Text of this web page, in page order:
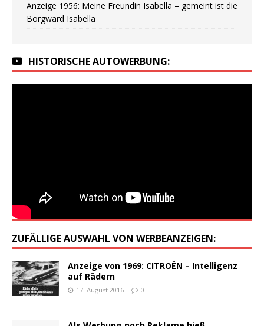
Anzeige 1956: Meine Freundin Isabella – gemeint ist die
Borgward Isabella
HISTORISCHE AUTOWERBUNG:
ZUFÄLLIGE AUSWAHL VON WERBEANZEIGEN:
Anzeige von 1969: CITROËN – Intelligenz
auf Rädern
17. August 2016 0